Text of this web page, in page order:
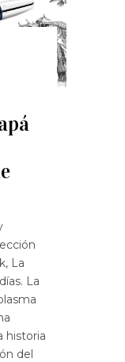
La
La
historia
del